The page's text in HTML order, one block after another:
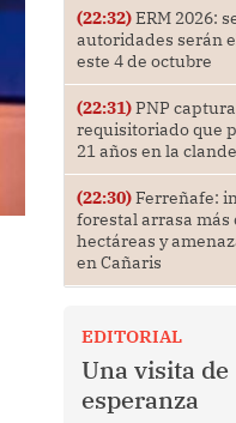
(22:32)ERM 2026:
autoridades serán
este 4 de octubre
(22:31)PNP
requisitoriado que
21 años en la
(22:30)Ferreñafe:
forestal arrasa más
hectáreas y
en Cañaris
EDITORIAL
Una visita de
esperanza